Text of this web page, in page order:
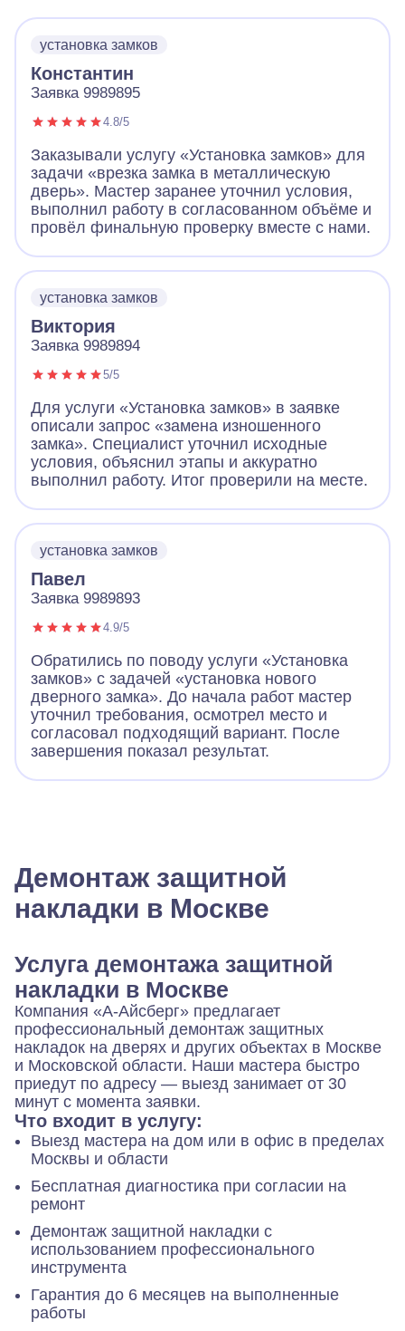
установка замков
Константин
Заявка 9989895
4.8/5
Заказывали услугу «Установка замков» для
задачи «врезка замка в металлическую
дверь». Мастер заранее уточнил условия,
выполнил работу в согласованном объёме и
провёл финальную проверку вместе с нами.
установка замков
Виктория
Заявка 9989894
5/5
Для услуги «Установка замков» в заявке
описали запрос «замена изношенного
замка». Специалист уточнил исходные
условия, объяснил этапы и аккуратно
выполнил работу. Итог проверили на месте.
установка замков
Павел
Заявка 9989893
4.9/5
Обратились по поводу услуги «Установка
замков» с задачей «установка нового
дверного замка». До начала работ мастер
уточнил требования, осмотрел место и
согласовал подходящий вариант. После
завершения показал результат.
Демонтаж защитной
накладки в Москве
Услуга демонтажа защитной
накладки в Москве
Компания «А-Айсберг» предлагает
профессиональный демонтаж защитных
накладок на дверях и других объектах в Москве
и Московской области. Наши мастера быстро
приедут по адресу — выезд занимает от 30
минут с момента заявки.
Что входит в услугу:
Выезд мастера на дом или в офис в пределах
Москвы и области
Бесплатная диагностика при согласии на
ремонт
Демонтаж защитной накладки с
использованием профессионального
инструмента
Гарантия до 6 месяцев на выполненные
работы